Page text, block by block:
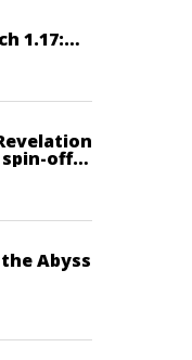
1.17:
off
si
Abyss